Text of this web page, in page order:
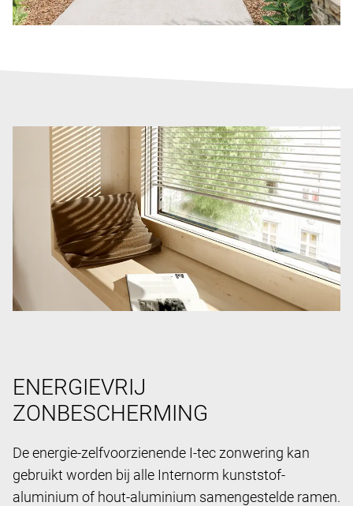
ENERGIEVRIJ
ZONBESCHERMING
De energie-zelfvoorzienende I-tec zonwering kan
gebruikt worden bij alle Internorm kunststof-
aluminium of hout-aluminium samengestelde ramen.